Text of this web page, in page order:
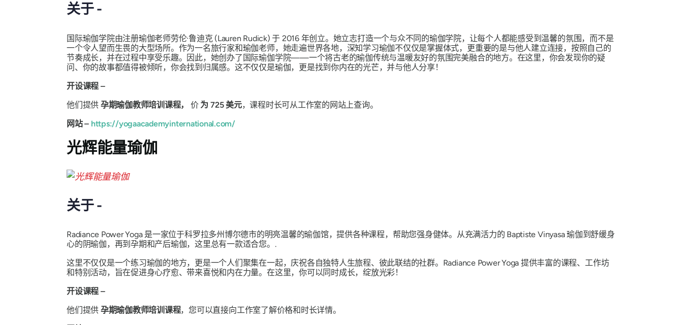
关于 -
国际瑜伽学院由注册瑜伽老师劳伦·鲁迪克 (Lauren Rudick) 于 2016 年创立。她立志打造一个与众不同的瑜伽学院，让每个人都能感受到温馨的氛围，而不是
一个令人望而生畏的大型场所。作为一名旅行家和瑜伽老师，她走遍世界各地，深知学习瑜伽不仅仅是掌握体式，更重要的是与他人建立连接，按照自己的
节奏成长，并在过程中享受乐趣。因此，她创办了国际瑜伽学院——一个将古老的瑜伽传统与温暖友好的氛围完美融合的地方。在这里，你会发现你的疑
问、你的故事都值得被倾听，你会找到归属感。这不仅仅是瑜伽，更是找到你内在的光芒，并与他人分享！
开设课程 –
他们提供 孕期瑜伽教师培训课程， 价 为 725 美元，课程时长可从工作室的网站上查询。
网站 – https://yogaacademyinternational.com/
光辉能量瑜伽
关于 -
Radiance Power Yoga 是一家位于科罗拉多州博尔德市的明亮温馨的瑜伽馆，提供各种课程，帮助您强身健体。从充满活力的 Baptiste Vinyasa 瑜伽到舒缓身
心的阴瑜伽，再到孕期和产后瑜伽，这里总有一款适合您。.
这里不仅仅是一个练习瑜伽的地方，更是一个人们聚集在一起，庆祝各自独特人生旅程、彼此联结的社群。Radiance Power Yoga 提供丰富的课程、工作坊
和特别活动，旨在促进身心疗愈、带来喜悦和内在力量。在这里，你可以同时成长，绽放光彩！
开设课程 –
他们提供 孕期瑜伽教师培训课程，您可以直接向工作室了解价格和时长详情。